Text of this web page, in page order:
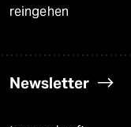
reingehen
Newsletter